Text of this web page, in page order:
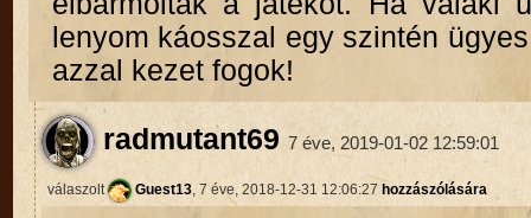
lenyom káosszal egy szintén
azzal kezet fogok!
radmutant69 7 éve, 2019-01-02 12:59:01
válaszolt Guest13, 7 éve, 2018-12-31 12:06:27 hozzászólására